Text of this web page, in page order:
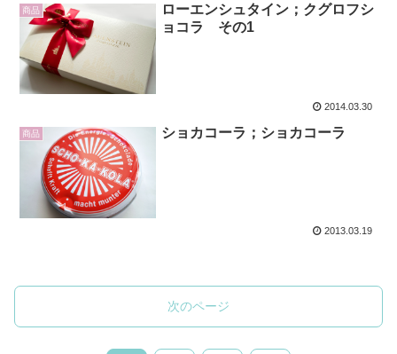
商品
ローエンシュタイン；クグロフシ
ョコラ その1
2014.03.30
商品 ショカコーラ；ショカコーラ
2013.03.19
次のページ